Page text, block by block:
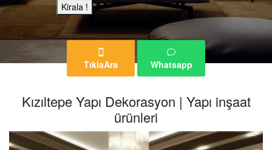
TıklaAra Whatsapp
Kirala !
Kızıltepe Yapı Dekorasyon | Yapı inşaat
ürünleri